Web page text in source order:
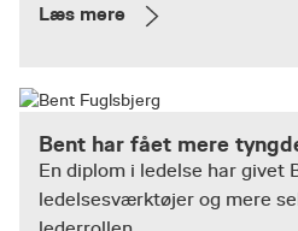
Læs mere
Bent har fået mere
En diplom i ledelse har givet
ledelsesværktøjer og mere